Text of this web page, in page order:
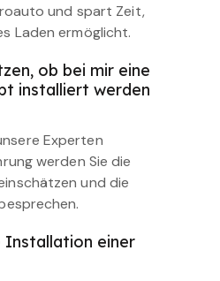
und spart Zeit,
Laden ermöglicht.
ob bei mir eine
installiert werden
Experten
werden Sie die
und die
Installation einer